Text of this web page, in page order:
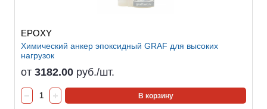
EPOXY
Химический анкер эпоксидный GRAF для высоких
нагрузок
от 3182.00 руб./шт.
В корзину